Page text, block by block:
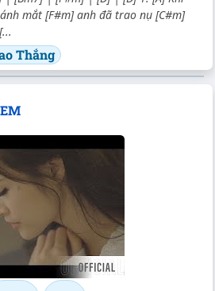
mắt [F#m] anh đã trao nụ [C#m]
Thắng